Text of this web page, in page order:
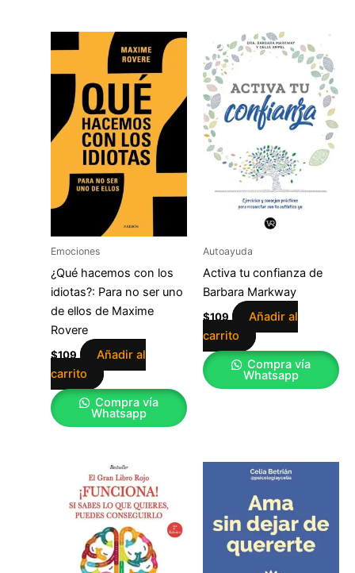
Emociones
¿Qué hacemos con los
idiotas?: Para no ser uno
de ellos de Maxime
Rovere
$109
Añadir al
carrito
Compra vía
Whatsapp
Autoayuda
Activa tu confianza de
Barbara Markway
$109
Añadir al
carrito
Compra vía
Whatsapp